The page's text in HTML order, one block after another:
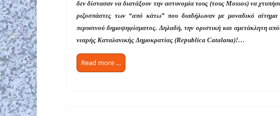
δεν δίστασαν να διατάξουν την αστυνομία τους (τους Mossos) να
ριζοσπάστες των “από κάτω” που διαδήλωναν με μοναδικό
περυσινού δημοψηφίσματος. Δηλαδή, την οριστική και αμετάκλητη
νεαρής Καταλανικής Δημοκρατίας (Republica Catalana)!…
Read more …